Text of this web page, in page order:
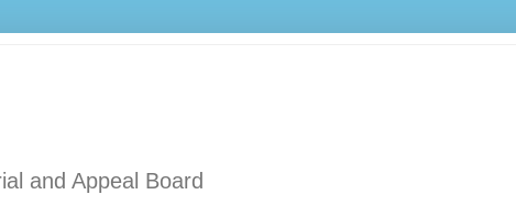
and Appeal Board